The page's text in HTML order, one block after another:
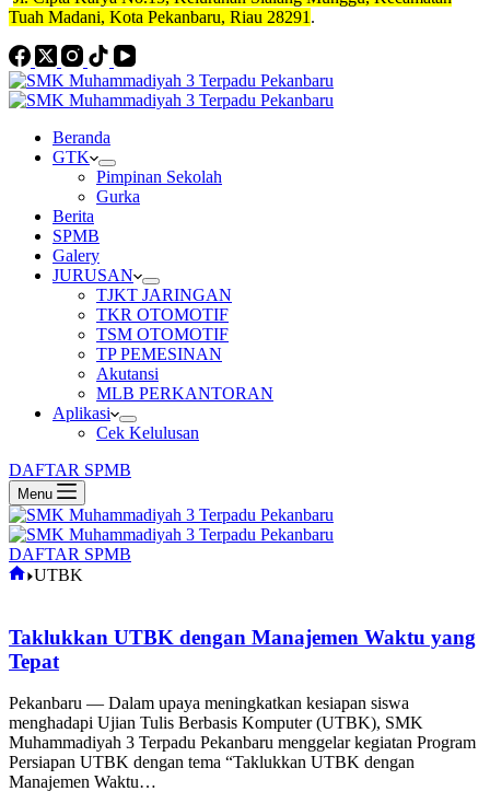
Tuah Madani, Kota Pekanbaru, Riau 28291 .
Beranda
GTK
Pimpinan Sekolah
Gurka
Berita
SPMB
Galery
JURUSAN
TJKT JARINGAN
TKR OTOMOTIF
TSM OTOMOTIF
TP PEMESINAN
Akutansi
MLB PERKANTORAN
Aplikasi
Cek Kelulusan
DAFTAR SPMB
Menu
DAFTAR SPMB
Home
UTBK
Taklukkan UTBK dengan Manajemen Waktu yang
Tepat
Pekanbaru — Dalam upaya meningkatkan kesiapan siswa
menghadapi Ujian Tulis Berbasis Komputer (UTBK), SMK
Muhammadiyah 3 Terpadu Pekanbaru menggelar kegiatan Program
Persiapan UTBK dengan tema “Taklukkan UTBK dengan
Manajemen Waktu…